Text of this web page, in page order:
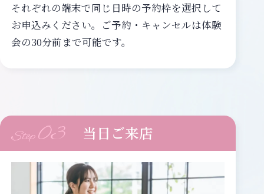
それぞれの端末で同じ日時の予約枠を選択して
お申込みください。ご予約・キャンセルは体験
会の30分前まで可能です。
Step03 当日ご来店